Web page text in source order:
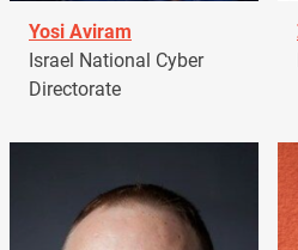
Yosi Aviram
Israel National Cyber
Directorate